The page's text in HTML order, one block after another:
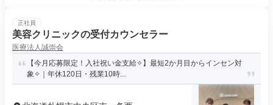
正社員
美容クリニックの受付カウンセラー
医療法人誠崇会
【今月応募限定！入社祝い金支給✧】最短2か月目からインセン対
象✧｜年休120日・残業10時...